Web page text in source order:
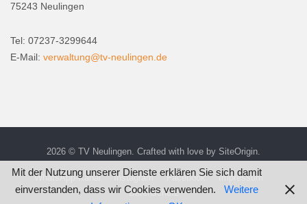
75243 Neulingen
Tel: 07237-3299644
E-Mail: verwaltung@tv-neulingen.de
2026 © TV Neulingen. Crafted with love by SiteOrigin.
WhatsApp-Kanal Instagram Facebook
Impressum
Datenschutz
Mit der Nutzung unserer Dienste erklären Sie sich damit
einverstanden, dass wir Cookies verwenden.
Weitere